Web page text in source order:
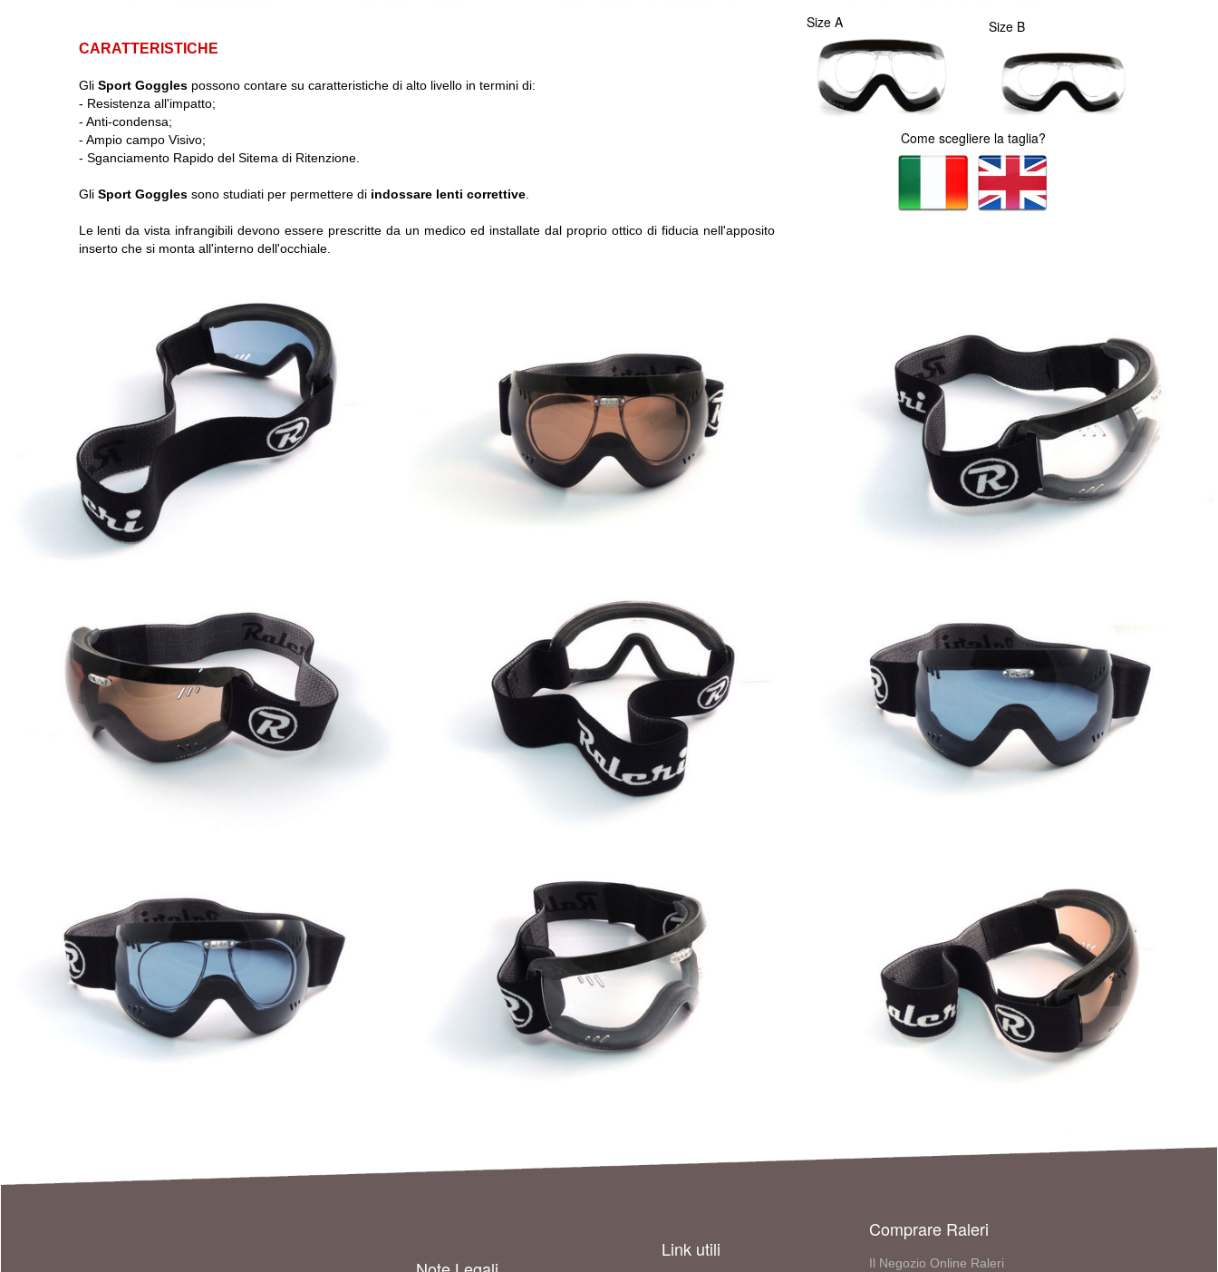
CARATTERISTICHE
Gli Sport Gogglespossono contare su caratteristiche di alto livello in termini di:
- Resistenza all'impatto;
- Anti-condensa;
- Ampio campo Visivo;
- Sganciamento Rapido del Sitema di Ritenzione.
Gli Sport Gogglessono studiati per permettere di indossare lenti correttive.
Le lenti da vista infrangibili devono essere prescritte da un medico ed installate dal proprio ottico di fiducia nell'apposito
inserto che si monta all'interno dell'occhiale.
Size A Size B
Come scegliere la taglia?
Link utili
Comprare Raleri
Il Negozio Online Raleri